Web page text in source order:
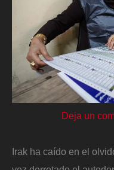
Deja un
Irak ha caído en el